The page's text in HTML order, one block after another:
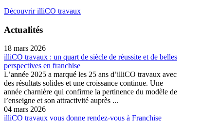
Découvrir illiCO travaux
Actualités
18 mars 2026
illiCO travaux : un quart de siècle de réussite et de belles
perspectives en franchise
L’année 2025 a marqué les 25 ans d’illiCO travaux avec
des résultats solides et une croissance continue. Une
année charnière qui confirme la pertinence du modèle de
l’enseigne et son attractivité auprès ...
04 mars 2026
illiCO travaux vous donne rendez-vous à Franchise